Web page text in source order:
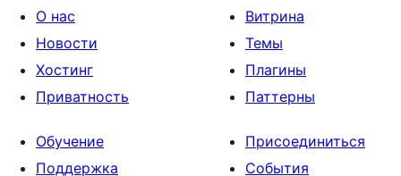
О нас
Новости
Хостинг
Приватность
Витрина
Темы
Плагины
Паттерны
Обучение
Поддержка
Присоединиться
События